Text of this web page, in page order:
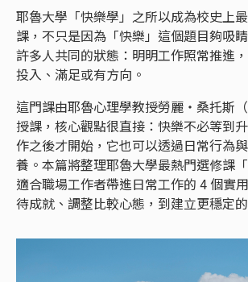
耶魯大學「快樂學」之所以成為校史上
課，不只是因為「快樂」這個題目夠吸
許多人共同的狀態：明明工作照常推進
投入、滿足或有方向。
這門課由耶魯心理學教授勞麗・桑托斯
授課，核心觀點很直接：快樂不必等到
作之後才開始，它也可以透過日常行為
養。本篇將整理耶魯大學最熱門選修課
適合職場工作者帶進日常工作的 4 個實
待成就、調整比較心態，到建立更穩定